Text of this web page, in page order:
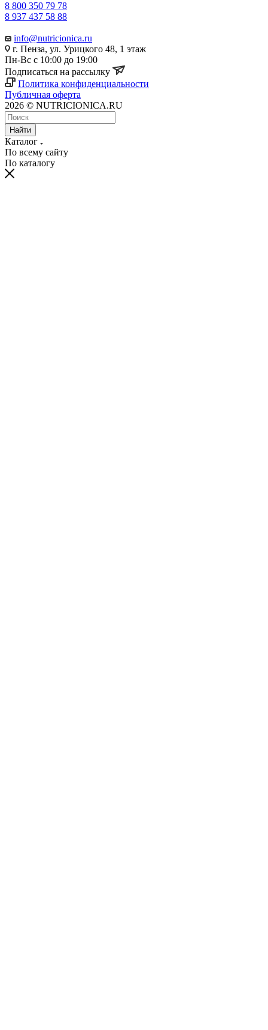
8 800 350 79 78
8 937 437 58 88
info@nutricionica.ru
г. Пенза, ул. Урицкого 48, 1 этаж
Пн-Вс с 10:00 до 19:00
Подписаться на рассылку
Политика конфиденциальности
Публичная оферта
2026 © NUTRICIONICA.RU
Найти
Каталог
По всему сайту
По каталогу